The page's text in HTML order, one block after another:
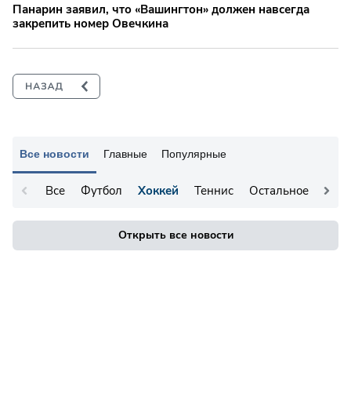
Все новости Главные Популярные
Все Футбол Хоккей Теннис Остальное
Открыть все новости
Панарин заявил, что «Вашингтон» должен навсегда
закрепить номер Овечкина